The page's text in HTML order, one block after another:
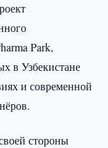
Park,
в Узбекистане
и современной
стороны